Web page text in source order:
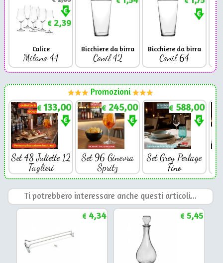
€2,39
Calice
Milano 44
Bicchiere da birra
Conil 42
Bicchiere da birra
Conil 64
Promozioni
€ 133,00
Set 48 Juliette 12
Taglieri
€ 245,00
Set 96 Ginevra
Spritz
€ 588,00
Set Grey Perlage
Fino
Ti potrebbero interessare anche questi articoli...
€4,34 €5,45